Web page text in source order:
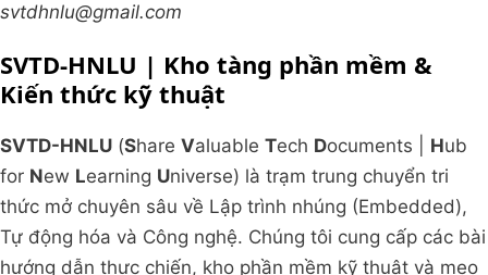
svtdhnlu@gmail.com
SVTD-HNLU | Kho tàng phần mềm &
Kiến thức kỹ thuật
SVTD-HNLU (Share Valuable Tech Documents | Hub
for New Learning Universe) là trạm trung chuyển tri
thức mở chuyên sâu về Lập trình nhúng (Embedded),
Tự động hóa và Công nghệ. Chúng tôi cung cấp các bài
hướng dẫn thực chiến, kho phần mềm kỹ thuật và mẹo